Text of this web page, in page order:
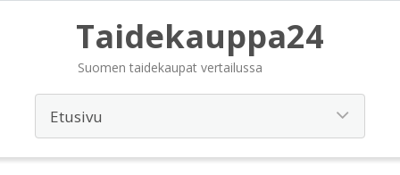
Taidekauppa24
Suomen taidekaupat vertailussa